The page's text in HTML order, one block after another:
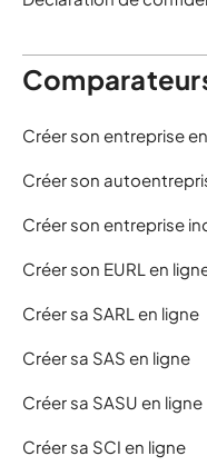
Créer son entreprise
Créer son
Créer son entreprise
Créer son EURL en
Créer sa SARL en ligne
Créer sa SAS en ligne
Créer sa SASU en ligne
Créer sa SCI en ligne